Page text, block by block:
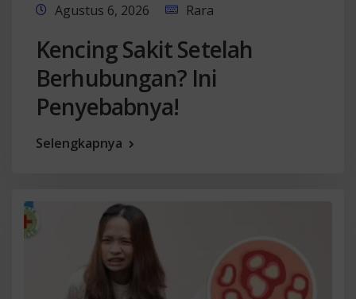
Agustus 6, 2026 Rara
Kencing Sakit Setelah
Berhubungan? Ini
Penyebabnya!
Selengkapnya